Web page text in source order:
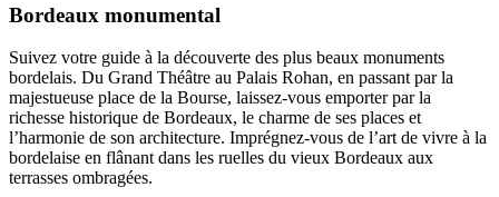
Bordeaux monumental
Suivez votre guide à la découverte des plus beaux monuments
bordelais. Du Grand Théâtre au Palais Rohan, en passant par la
majestueuse place de la Bourse, laissez-vous emporter par la
richesse historique de Bordeaux, le charme de ses places et
l’harmonie de son architecture. Imprégnez-vous de l’art de vivre à la
bordelaise en flânant dans les ruelles du vieux Bordeaux aux
terrasses ombragées.